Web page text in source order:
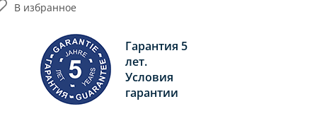
Гарантия 5
лет.
Условия
гарантии
В избранное